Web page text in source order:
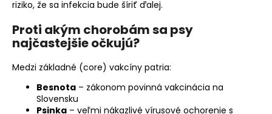
riziko, že sa infekcia bude šíriť ďalej.
Proti akým chorobám sa psy
najčastejšie očkujú?
Medzi základné (core) vakcíny patria:
Besnota – zákonom povinná vakcinácia na
Slovensku
Psinka – veľmi nákazlivé vírusové ochorenie s